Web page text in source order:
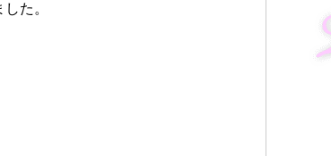
た。